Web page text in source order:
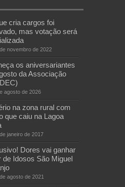
cria cargos foi
mas votação será
novembro de 2022
os aniversariantes
da Associação
agosto de 2026
na zona rural com
que caiu na Lagoa
janeiro de 2017
Dores vai ganhar
de Idosos São Miguel
agosto de 2021